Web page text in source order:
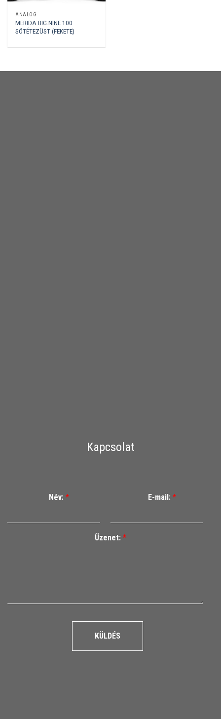
ANALÓG
MERIDA BIG.NINE 100
SÖTÉTEZÜST (FEKETE)
Kapcsolat
Név: * E-mail: *
Üzenet: *
KÜLDÉS